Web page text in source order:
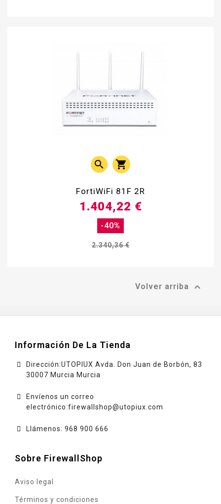
 
FortiWiFi 81F 2R
2.340,36 €
-40%
1.404,22 €
Volver arriba 
Información De La Tienda
Dirección:UTOPIUX Avda. Don Juan de Borbón, 83
30007 Murcia Murcia
Envíenos un correo
electrónico:firewallshop@utopiux.com
Llámenos: 968 900 666
Sobre FirewallShop
Aviso legal
Términos y condiciones